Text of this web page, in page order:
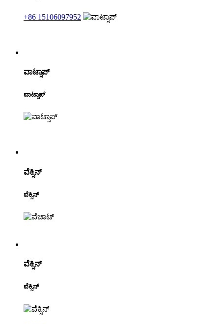
+86 15106097952
ವಾಟ್ಸಾಪ್
ವಾಟ್ಸಾಪ್
ವೆಕ್ಸಿನ್
ವೆಕ್ಸಿನ್
ವೆಕ್ಸಿನ್
ವೆಕ್ಸಿನ್